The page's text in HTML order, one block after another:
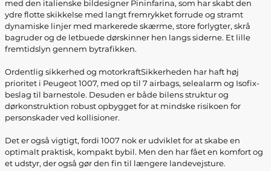
med den italienske bildesigner Pininfarina, som har skabt den
ydre flotte skikkelse med langt fremrykket forrude og stramt
dynamiske linjer med markerede skærme, store forlygter, skrå
bagruder og de letbuede dørskinner hen langs siderne. Et lille
fremtidslyn gennem bytrafikken.
Ordentlig sikkerhed og motorkraftSikkerheden har haft høj
prioritet i Peugeot 1007, med op til 7 airbags, selealarm og Isofix-
beslag til barnestole. Desuden er både bilens struktur og
dørkonstruktion robust opbygget for at mindske risikoen for
personskader ved kollisioner.
Det er også vigtigt, fordi 1007 nok er udviklet for at skabe en
optimalt praktisk, kompakt bybil. Men den har fået en komfort og
et udstyr, der også gør den fin til længere landevejsture.